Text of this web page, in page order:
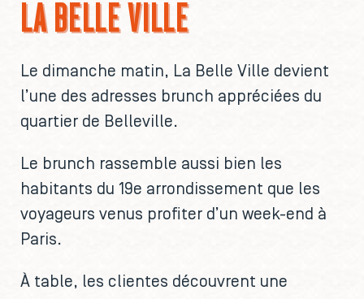
LA BELLE VILLE
Le dimanche matin, La Belle Ville devient
l’une des adresses brunch appréciées du
quartier de Belleville.
Le brunch rassemble aussi bien les
habitants du 19e arrondissement que les
voyageurs venus profiter d’un week-end à
Paris.
À table, les clientes découvrent une